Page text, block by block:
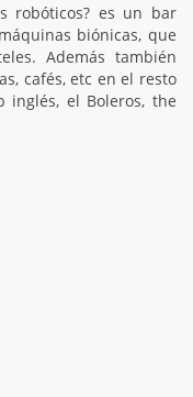
robóticos? es un bar
biónicas, que
Además también
cafés, etc en el resto
inglés, el Boleros, the